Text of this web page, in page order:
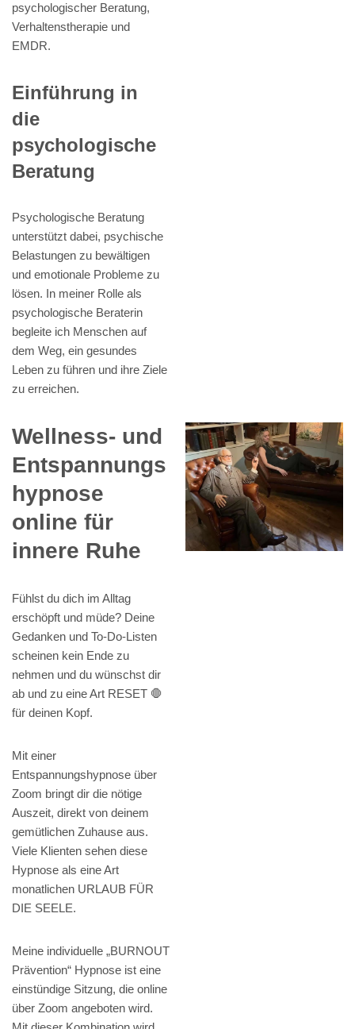
psychologischer Beratung,
Verhaltenstherapie und
EMDR.
Einführung in
die
psychologische
Beratung
Psychologische Beratung
unterstützt dabei, psychische
Belastungen zu bewältigen
und emotionale Probleme zu
lösen. In meiner Rolle als
psychologische Beraterin
begleite ich Menschen auf
dem Weg, ein gesundes
Leben zu führen und ihre Ziele
zu erreichen.
Wellness- und
Entspannungs
hypnose
online für
innere Ruhe
Fühlst du dich im Alltag
erschöpft und müde? Deine
Gedanken und To-Do-Listen
scheinen kein Ende zu
nehmen und du wünschst dir
ab und zu eine Art RESET 🛑
für deinen Kopf.
Mit einer
Entspannungshypnose über
Zoom bringt dir die nötige
Auszeit, direkt von deinem
gemütlichen Zuhause aus.
Viele Klienten sehen diese
Hypnose als eine Art
monatlichen URLAUB FÜR
DIE SEELE.
Meine individuelle „BURNOUT
Prävention“ Hypnose ist eine
einstündige Sitzung, die online
über Zoom angeboten wird.